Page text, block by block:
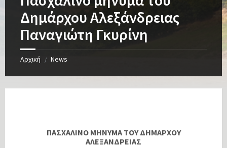
Δημάρχου Αλεξάνδρειας
Παναγιώτη Γκυρίνη
Αρχική / News
ΠΑΣΧΑΛΙΝΟ ΜΗΝΥΜΑ ΤΟΥ ΔΗΜΑΡΧΟΥ
ΑΛΕΞΑΝΔΡΕΙΑΣ